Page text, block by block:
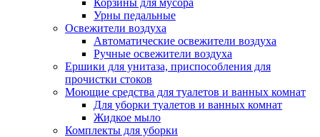
Корзины для мусора
Урны педальные
Освежители воздуха
Автоматические освежители воздуха
Ручные освежители воздуха
Ершики для унитаза, приспособления для
прочистки стоков
Моющие средства для туалетов и ванных комнат
Для уборки туалетов и ванных комнат
Жидкое мыло
Комплекты для уборки